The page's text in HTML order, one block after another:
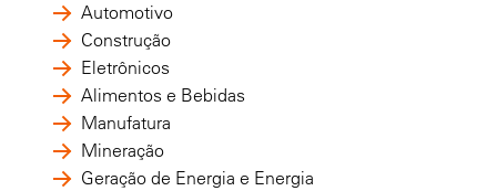
Automotivo
Construção
Eletrônicos
Alimentos e Bebidas
Manufatura
Mineração
Geração de Energia e Energia